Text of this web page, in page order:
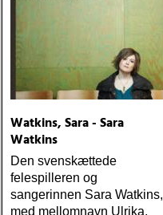
Watkins, Sara - Sara
Watkins
Den svenskættede
felespilleren og
sangerinnen Sara Watkins,
med mellomnavn Ulrika,